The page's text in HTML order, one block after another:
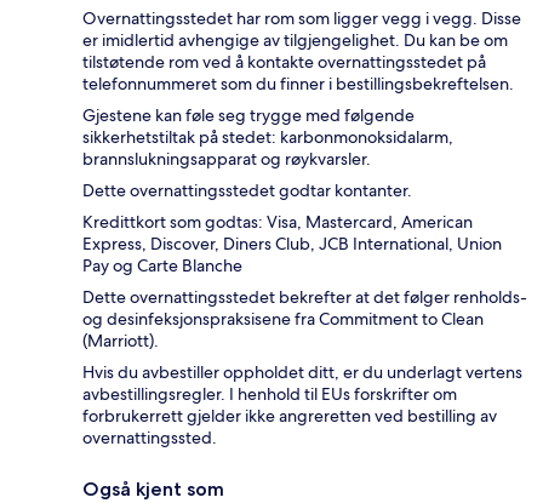
Overnattingsstedet har rom som ligger vegg i vegg. Disse
er imidlertid avhengige av tilgjengelighet. Du kan be om
tilstøtende rom ved å kontakte overnattingsstedet på
telefonnummeret som du finner i bestillingsbekreftelsen.
Gjestene kan føle seg trygge med følgende
sikkerhetstiltak på stedet: karbonmonoksidalarm,
brannslukningsapparat og røykvarsler.
Dette overnattingsstedet godtar kontanter.
Kredittkort som godtas: Visa, Mastercard, American
Express, Discover, Diners Club, JCB International, Union
Pay og Carte Blanche
Dette overnattingsstedet bekrefter at det følger renholds-
og desinfeksjonspraksisene fra Commitment to Clean
(Marriott).
Hvis du avbestiller oppholdet ditt, er du underlagt vertens
avbestillingsregler. I henhold til EUs forskrifter om
forbrukerrett gjelder ikke angreretten ved bestilling av
overnattingssted.
Også kjent som